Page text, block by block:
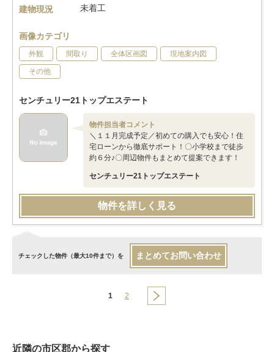
建物現況
未着工
画像カテゴリ
外観 間取り 全体区画図 現地案内図
その他
センチュリー21トップエステート
物件担当者コメント
＼１１月完成予定／初めての購入でも安心！住
宅ローンから徹底サポート！〇小学校まで徒歩
約６分♪〇周辺物件もまとめて提案できます！
センチュリー21トップエステート
物件を詳しく見る
チェックした物件（最大10件まで）を まとめてお問い合わせ
1 2
近隣の市区郡から探す